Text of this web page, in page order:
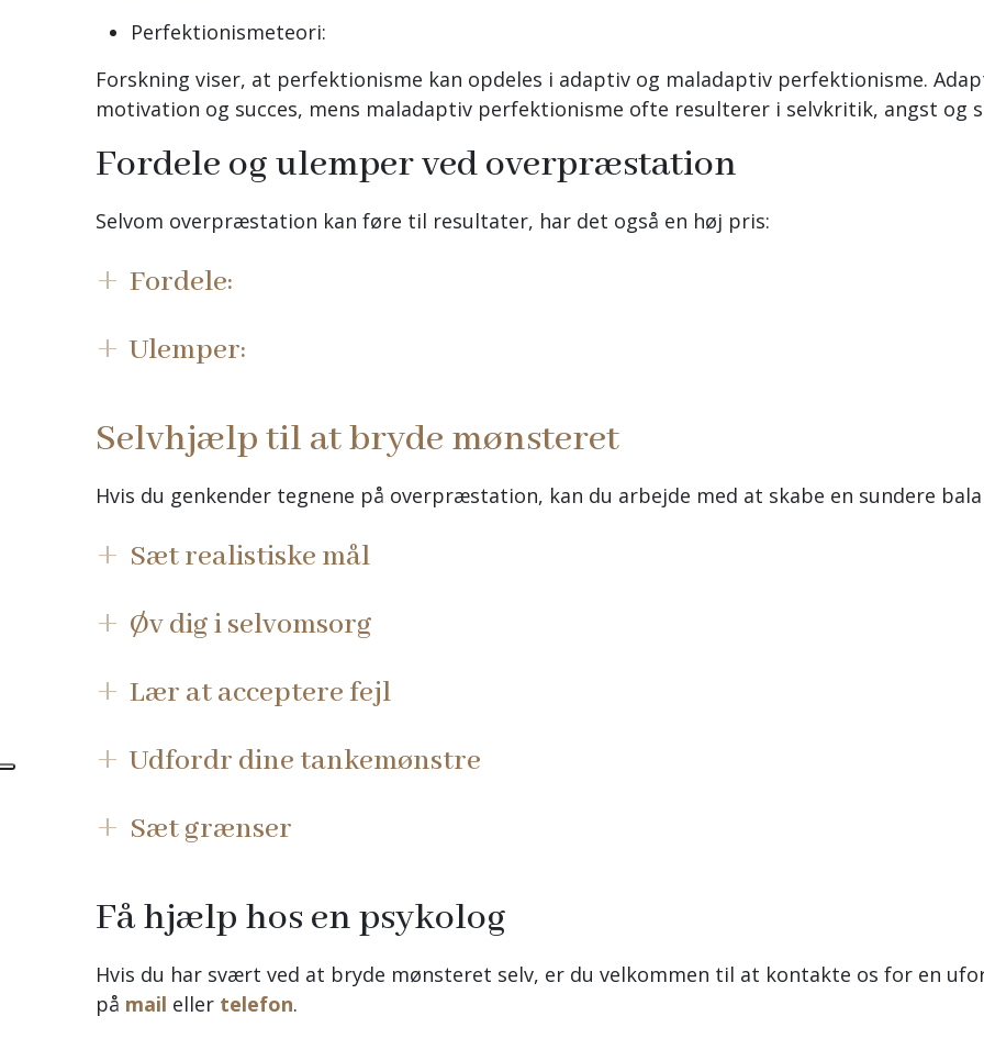
Perfektionismeteori:
Forskning viser, at perfektionisme kan opdeles i adaptiv og maladaptiv perfektionisme.
motivation og succes, mens maladaptiv perfektionisme ofte resulterer i selvkritik, angst og
Fordele og ulemper ved overpræstation
Selvom overpræstation kan føre til resultater, har det også en høj pris:
Fordele:
Ulemper:
Selvhjælp til at bryde mønsteret
Hvis du genkender tegnene på overpræstation, kan du arbejde med at skabe en sundere
Sæt realistiske mål
Øv dig i selvomsorg
Lær at acceptere fejl
Udfordr dine tankemønstre
Sæt grænser
Få hjælp hos en psykolog
Hvis du har svært ved at bryde mønsteret selv, er du velkommen til at kontakte os for en
på mail eller telefon.